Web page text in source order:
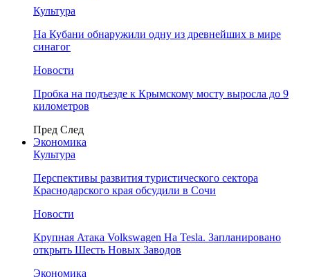
Культура
На Кубани обнаружили одну из древнейших в мире
синагог
Новости
Пробка на подъезде к Крымскому мосту выросла до 9
километров
Пред След
Экономика
Культура
Перспективы развития туристического сектора
Краснодарского края обсудили в Сочи
Новости
Крупная Атака Volkswagen На Tesla. Запланировано
открыть Шесть Новых Заводов
Экономика